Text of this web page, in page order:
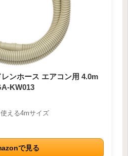
ンホース エアコン用 4.0m
KW013
える4mサイズ
で見る